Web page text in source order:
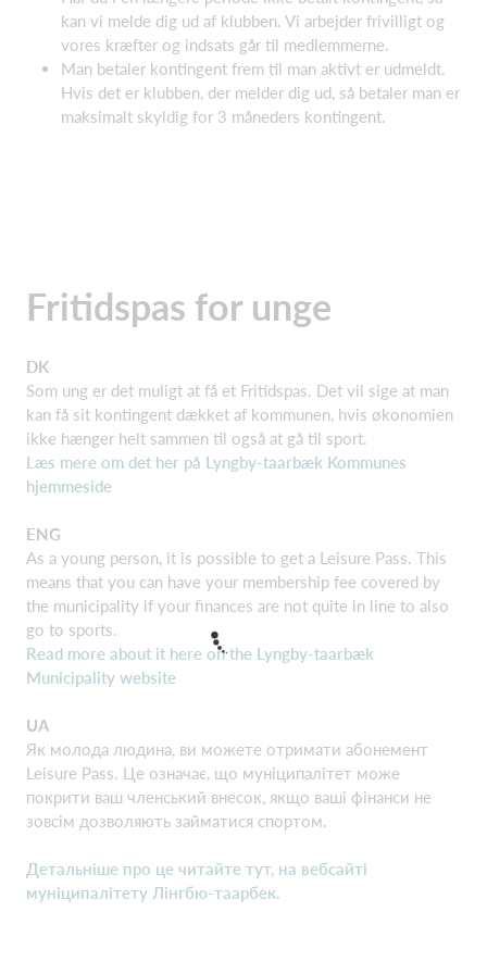
kan vi melde dig ud af klubben. Vi arbejder frivilligt og
vores kræfter og indsats går til medlemmerne.
Man betaler kontingent frem til man aktivt er udmeldt.
Hvis det er klubben, der melder dig ud, så betaler man er
maksimalt skyldig for 3 måneders kontingent.
Fritidspas for unge
DK
Som ung er det muligt at få et Fritidspas. Det vil sige at man
kan få sit kontingent dækket af kommunen, hvis økonomien
ikke hænger helt sammen til også at gå til sport.
Læs mere om det her på Lyngby-taarbæk Kommunes
hjemmeside
ENG
As a young person, it is possible to get a Leisure Pass. This
means that you can have your membership fee covered by
the municipality if your finances are not quite in line to also
go to sports.
Read more about it here on the Lyngby-taarbæk
Municipality website
UA
Як молода людина, ви можете отримати абонемент
Leisure Pass. Це означає, що муніципалітет може
покрити ваш членський внесок, якщо ваші фінанси не
зовсім дозволяють займатися спортом.
Детальніше про це читайте тут, на вебсайті
муніципалітету Лінгбю-таарбек.